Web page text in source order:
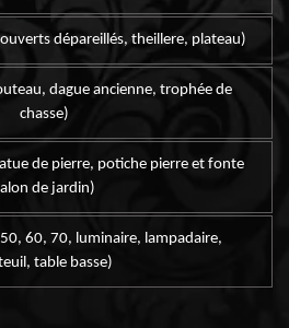
dépareillés, theillere, plateau)
dague ancienne, trophée de
chasse)
de pierre, potiche pierre et fonte
de jardin)
60, 70, luminaire, lampadaire,
table basse)